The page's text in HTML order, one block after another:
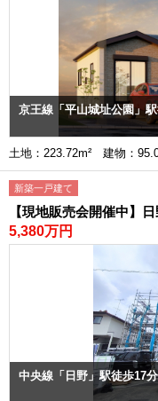
京王線「平山城址公園」
土地：223.72m² 建物：
新築一戸建て
【現地販売会開催中
5,380万円
中央線「日野」駅徒歩17分